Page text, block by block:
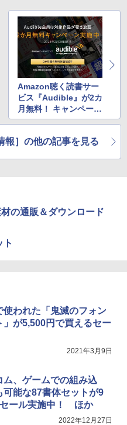
カード - 1000 Robux 【限
アイテムを含む】 【オンラ
ード】 ロブロックス |オン
版
| Minecraft (マインクラフ
Bedrock Edition | オンライ
身につくHTML & CSSとWe
門講座［第2版］
ハイパー・カタログ: 本体ハ
市販ソフトウェアのパーフ
と最新エミュレータ紹介
Colorsoft | 16GBストレ
7インチカラーディスプレ
ライト、最大8週間持続バッ
無し、ブラック (2025年発
Kindle Scribe Colorsoft |
ト機能搭載、明るさ自動調
Amazon聴く読書サー
ビス『Audible』が2カ
月無料！ キャンペーン
実施中
報］の他の記事を見る
の通販＆ダウンロード
ト
使われた「鬼滅のフォン
」が5,500円で買えるセー
2021年3月9日
ム、ゲームでの組み込
可能な87書体セットが9
ール実施中！ ほか
2022年12月27日